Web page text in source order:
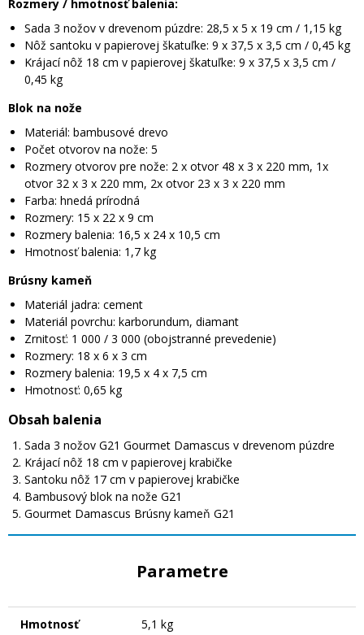
Rozmery / hmotnosť balenia:
Sada 3 nožov v drevenom púzdre: 28,5 x 5 x 19 cm / 1,15 kg
Nôž santoku v papierovej škatuľke: 9 x 37,5 x 3,5 cm / 0,45 kg
Krájací nôž 18 cm v papierovej škatuľke: 9 x 37,5 x 3,5 cm /
0,45 kg
Blok na nože
Materiál: bambusové drevo
Počet otvorov na nože: 5
Rozmery otvorov pre nože: 2 x otvor 48 x 3 x 220 mm, 1x
otvor 32 x 3 x 220 mm, 2x otvor 23 x 3 x 220 mm
Farba: hnedá prírodná
Rozmery: 15 x 22 x 9 cm
Rozmery balenia: 16,5 x 24 x 10,5 cm
Hmotnosť balenia: 1,7 kg
Brúsny kameň
Materiál jadra: cement
Materiál povrchu: karborundum, diamant
Zrnitosť: 1 000 / 3 000 (obojstranné prevedenie)
Rozmery: 18 x 6 x 3 cm
Rozmery balenia: 19,5 x 4 x 7,5 cm
Hmotnosť: 0,65 kg
Obsah balenia
Sada 3 nožov G21 Gourmet Damascus v drevenom púzdre
Krájací nôž 18 cm v papierovej krabičke
Santoku nôž 17 cm v papierovej krabičke
Bambusový blok na nože G21
Gourmet Damascus Brúsny kameň G21
Parametre
Hmotnosť 5,1 kg